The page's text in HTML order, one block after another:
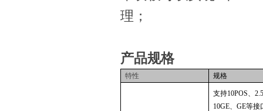
理；
产品规格
特性 规格
支持10POS、
10GE、GE等